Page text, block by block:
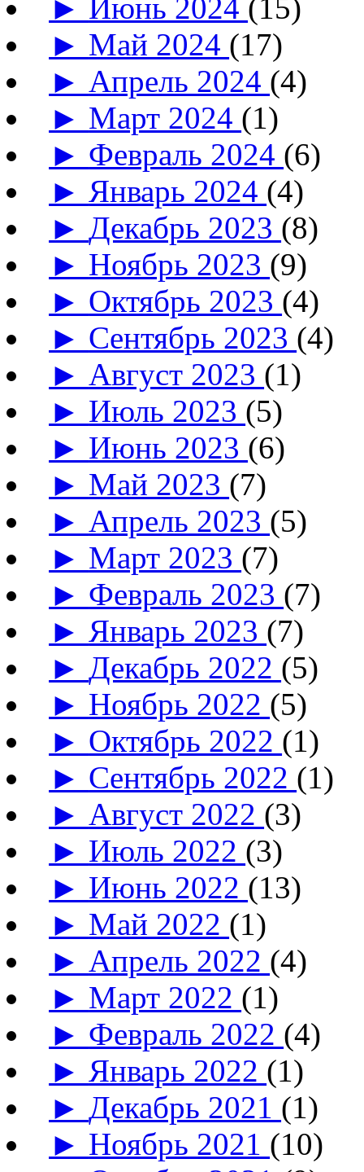
► Июнь 2024 (15)
► Май 2024 (17)
► Апрель 2024 (4)
► Март 2024 (1)
► Февраль 2024 (6)
► Январь 2024 (4)
►Декабрь 2023 (8)
► Ноябрь 2023 (9)
► Октябрь 2023 (4)
► Сентябрь 2023 (4)
► Август 2023 (1)
► Июль 2023 (5)
► Июнь 2023 (6)
► Май 2023 (7)
► Апрель 2023 (5)
► Март 2023 (7)
► Февраль 2023 (7)
► Январь 2023 (7)
►Декабрь 2022 (5)
► Ноябрь 2022 (5)
► Октябрь 2022 (1)
► Сентябрь 2022 (1)
► Август 2022 (3)
► Июль 2022 (3)
► Июнь 2022 (13)
► Май 2022 (1)
► Апрель 2022 (4)
► Март 2022 (1)
► Февраль 2022 (4)
► Январь 2022 (1)
►Декабрь 2021 (1)
► Ноябрь 2021 (10)